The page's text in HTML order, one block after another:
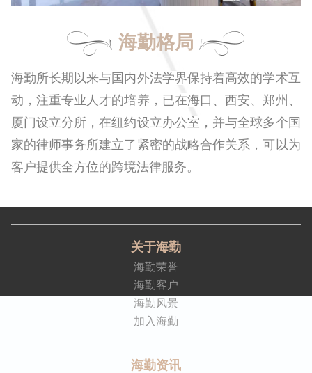
海勤格局
海勤所长期以来与国内外法学界保持着高效的学术互
动，注重专业人才的培养，已在海口、西安、郑州、
厦门设立分所，在纽约设立办公室，并与全球多个国
家的律师事务所建立了紧密的战略合作关系，可以为
客户提供全方位的跨境法律服务。
关于海勤
海勤荣誉
海勤客户
海勤风景
加入海勤
海勤资讯